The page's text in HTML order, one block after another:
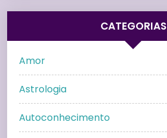
CATEGORIAS
Amor
Astrologia
Autoconhecimento